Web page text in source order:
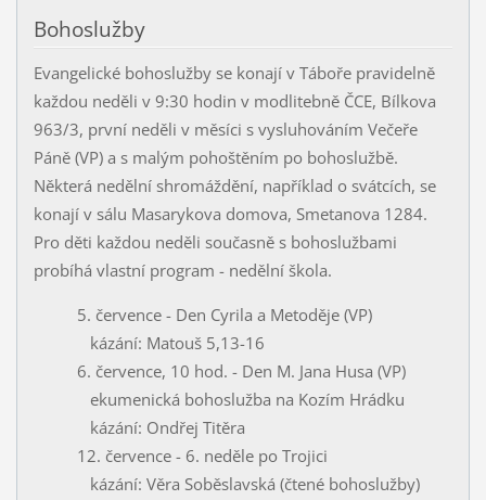
Bohoslužby
Evangelické bohoslužby se konají v Táboře pravidelně
každou neděli v 9:30 hodin v modlitebně ČCE, Bílkova
963/3, první neděli v měsíci s vysluhováním Večeře
Páně (VP) a s malým pohoštěním po bohoslužbě.
Některá nedělní shromáždění, například o svátcích, se
konají v sálu Masarykova domova, Smetanova 1284.
Pro děti každou neděli současně s bohoslužbami
probíhá vlastní program - nedělní škola.
5. července - Den Cyrila a Metoděje (VP)
kázání: Matouš 5,13-16
6. července, 10 hod. - Den M. Jana Husa (VP)
ekumenická bohoslužba na Kozím Hrádku
kázání: Ondřej Titěra
12. července - 6. neděle po Trojici
kázání: Věra Soběslavská (čtené bohoslužby)